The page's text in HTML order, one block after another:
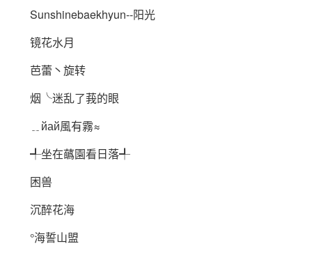
Sunshinebaekhyun--阳光
镜花水月
芭蕾丶旋转
烟╰迷乱了莪的眼
﹎йай風有霧≈
╃坐在蘤園看日落╃
困兽
沉醉花海
°海誓山盟